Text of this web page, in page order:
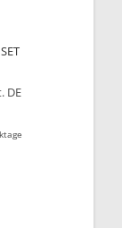
Preis war:
Preis ist:
DE